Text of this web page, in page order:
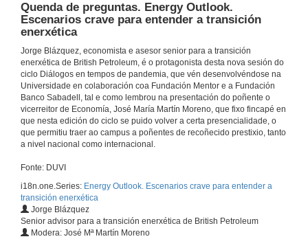
Quenda de preguntas. Energy Outlook.
Escenarios crave para entender a transición
enerxética
Jorge Blázquez, economista e asesor senior para a transición
enerxética de British Petroleum, é o protagonista desta nova sesión do
ciclo Diálogos en tempos de pandemia, que vén desenvolvéndose na
Universidade en colaboración coa Fundación Mentor e a Fundación
Banco Sabadell, tal e como lembrou na presentación do poñente o
vicerreitor de Economía, José María Martín Moreno, que fixo fincapé en
que nesta edición do ciclo se puido volver a certa presencialidade, o
que permitiu traer ao campus a poñentes de recoñecido prestixio, tanto
a nivel nacional como internacional.
Fonte: DUVI
i18n.one.Series: Energy Outlook. Escenarios crave para entender a
transición enerxética
Jorge Blázquez
Senior advisor para a transición enerxética de British Petroleum
Modera: José Mª Martín Moreno